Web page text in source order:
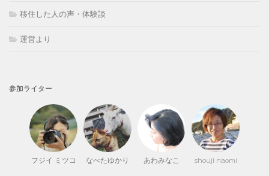
移住した人の声・体験談
運営より
参加ライター
フジイ ミツコ なべたゆかり あわみなこ shouji naomi